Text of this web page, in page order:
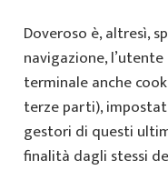
Doveroso è, altresì,
navigazione,
terminale anche
terze parti),
gestori di questi
finalità dagli stessi